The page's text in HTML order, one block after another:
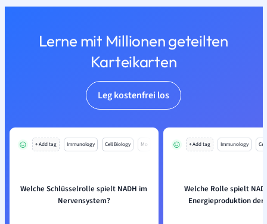
Lerne mit Millionen geteilten
Karteikarten
Leg kostenfrei los
+ Add tag Immunology Cell Biology Mo
Welche Schlüsselrolle spielt NADH im
Nervensystem?
+ Add tag Immunology
Welche Rolle spielt
Energieproduktion der